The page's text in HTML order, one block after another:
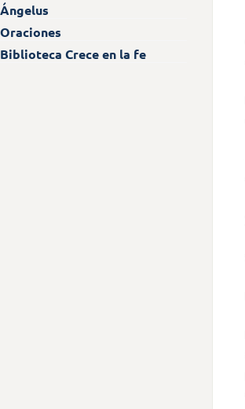
Ángelus
Oraciones
Biblioteca Crece en la fe